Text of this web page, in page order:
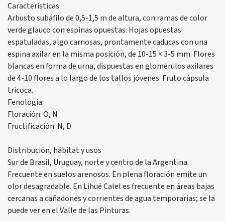
Características
Arbusto subáfilo de 0,5-1,5 m de altura, con ramas de color
verde glauco con espinas opuestas. Hojas opuestas
espatuladas, algo carnosas, prontamente caducas con una
espina axilar en la misma posición, de 10-15 × 3-5 mm. Flores
blancas en forma de urna, dispuestas en glomérulos axilares
de 4-10 flores a lo largo de los tallos jóvenes. Fruto cápsula
tricoca.
Fenología:
Floración: O, N
Fructificación: N, D
Distribución, hábitat y usos
Sur de Brasil, Uruguay, norte y centro de la Argentina.
Frecuente en suelos arenosos. En plena floración emite un
olor desagradable. En Lihué Calel es frecuente en áreas bajas
cercanas a cañadones y corrientes de agua temporarias; se la
puede ver en el Valle de las Pinturas.